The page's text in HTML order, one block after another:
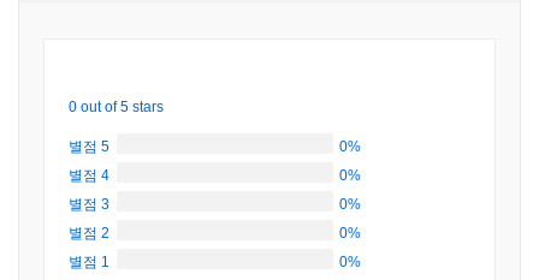
0 out of 5 stars
별점 5
0%
별점 4
0%
별점 3
0%
별점 2
0%
별점 1
0%